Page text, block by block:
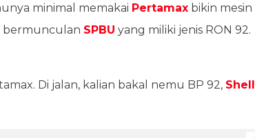
minimal memakai Pertamax bikin mesin
bermunculan SPBU yang miliki jenis RON 92.
Di jalan, kalian bakal nemu BP 92, Shell